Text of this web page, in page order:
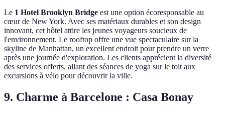
Le 1 Hotel Brooklyn Bridge est une option écoresponsable au
cœur de New York. Avec ses matériaux durables et son design
innovant, cet hôtel attire les jeunes voyageurs soucieux de
l'environnement. Le rooftop offre une vue spectaculaire sur la
skyline de Manhattan, un excellent endroit pour prendre un verre
après une journée d'exploration. Les clients apprécient la diversité
des services offerts, allant des séances de yoga sur le toit aux
excursions à vélo pour découvrir la ville.
9. Charme à Barcelone : Casa Bonay